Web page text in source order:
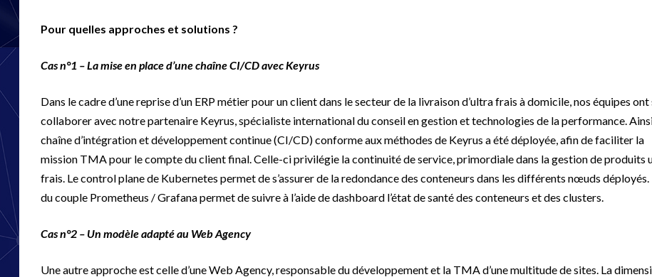
Pour quelles approches et solutions ?
Cas n°1 – La mise en place d’une chaîne CI/CD avec Keyrus
Dans le cadre d’une reprise d’un ERP métier pour un client dans le secteur de la livraison d’ultra frais à domicile, nos équipes ont
collaborer avec notre partenaire Keyrus, spécialiste international du conseil en gestion et technologies de la performance.
chaîne d’intégration et développement continue (CI/CD) conforme aux méthodes de Keyrus a été déployée, afin de faciliter la
mission TMA pour le compte du client final. Celle-ci privilégie la continuité de service, primordiale dans la gestion de produits
frais. Le control plane de Kubernetes permet de s’assurer de la redondance des conteneurs dans les différents nœuds déployés.
du couple Prometheus / Grafana permet de suivre à l’aide de dashboard l’état de santé des conteneurs et des clusters.
Cas n°2 – Un modèle adapté au Web Agency
Une autre approche est celle d’une Web Agency, responsable du développement et la TMA d’une multitude de sites. La